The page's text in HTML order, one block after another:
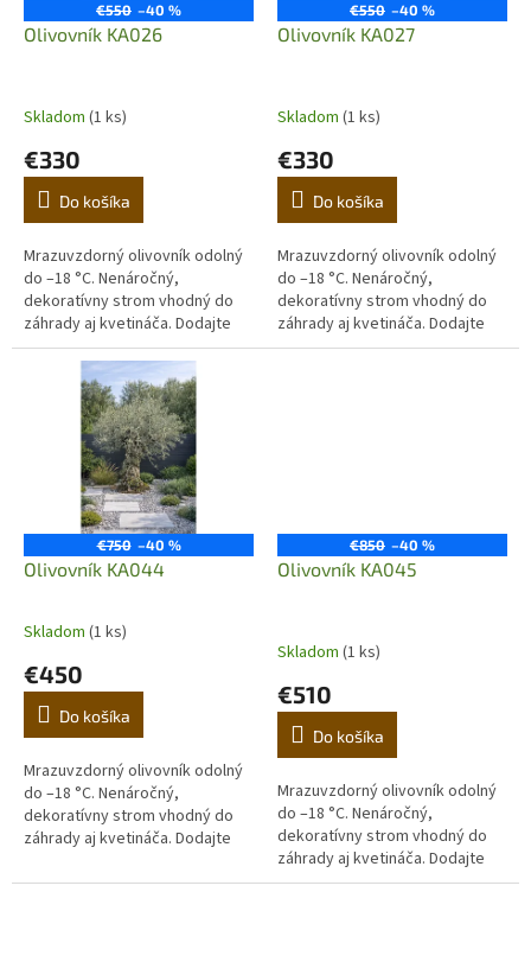
€550 –40 %
Olivovník KA026
Skladom (1 ks)
€330
Do košíka
Mrazuvzdorný olivovník odolný
do –18 °C. Nenáročný,
dekoratívny strom vhodný do
záhrady aj kvetináča. Dodajte
domovu stredomorskú
atmosféru. (Prvá fotografia je
ilustračná,...
€550 –40 %
Olivovník KA027
Skladom (1 ks)
€330
Do košíka
Mrazuvzdorný olivovník odolný
do –18 °C. Nenáročný,
dekoratívny strom vhodný do
záhrady aj kvetináča. Dodajte
domovu stredomorskú
€750 –40 %
Olivovník KA044
Priemerné
produktu
4,0
5
hviezdičiek.
Skladom (1 ks)
€450
Do košíka
Mrazuvzdorný olivovník odolný
do –18 °C. Nenáročný,
dekoratívny strom vhodný do
záhrady aj kvetináča. Dodajte
atmosféru. (Prvá fotografia je
€850 –40 %
Olivovník KA045
Skladom (1 ks)
€510
Do košíka
Mrazuvzdorný olivovník odolný
do –18 °C. Nenáročný,
dekoratívny strom vhodný do
záhrady aj kvetináča. Dodajte
domovu stredomorskú